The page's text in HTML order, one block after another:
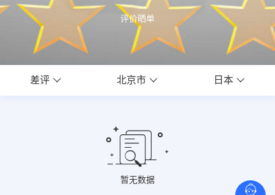
评价晒单
差评 北京市 日本
暂无数据